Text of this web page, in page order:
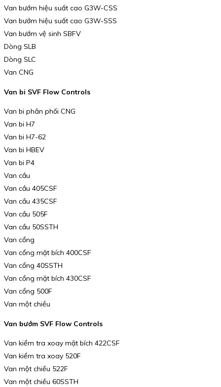
Van bướm hiệu suất cao G3W-CSS
Van bướm hiệu suất cao G3W-SSS
Van bướm vệ sinh SBFV
Dòng SLB
Dòng SLC
Van CNG
Van bi SVF Flow Controls
Van bi phân phối CNG
Van bi H7
Van bi H7-62
Van bi HBEV
Van bi P4
Van cầu
Van cầu 405CSF
Van cầu 435CSF
Van cầu 505F
Van cầu 50SSTH
Van cổng
Van cổng mặt bích 400CSF
Van cổng 40SSTH
Van cổng mặt bích 430CSF
Van cổng 500F
Van một chiều
Van bướm SVF Flow Controls
Van kiểm tra xoay mặt bích 422CSF
Van kiểm tra xoay 520F
Van một chiều 522F
Van một chiều 60SSTH